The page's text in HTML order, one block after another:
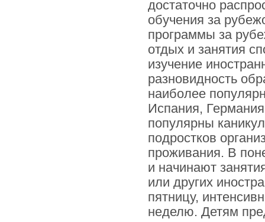
достаточно
обучения за
программы за
отдых и занятия
изучение
разновидность
наиболее
Испания,
популярны
подростков
проживания. В
и начинают
или других
пятницу,
неделю. Детям